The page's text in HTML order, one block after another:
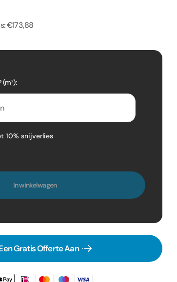
€173,88
10% snijverlies
In winkelwagen
Gratis Offerte Aan